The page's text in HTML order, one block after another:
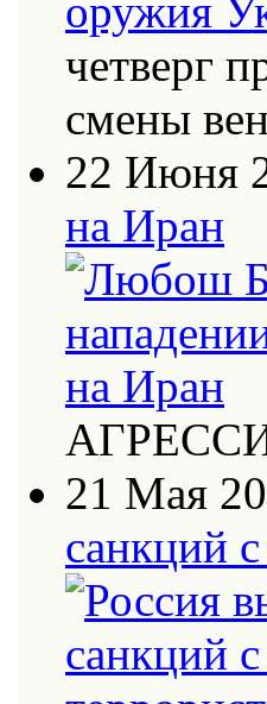
четверг
смены
22 Июня
на Иран
21 Мая
санкций